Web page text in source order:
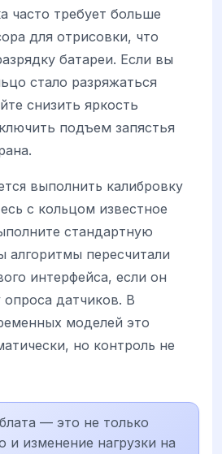
часто требует больше
для отрисовки, что
батареи. Если вы
стало разряжаться
снизить яркость
подъем запястья
выполнить калибровку
с кольцом известное
стандартную
алгоритмы пересчитали
интерфейса, если он
опроса датчиков. В
моделей это
но контроль не
— это не только
и изменение нагрузки на